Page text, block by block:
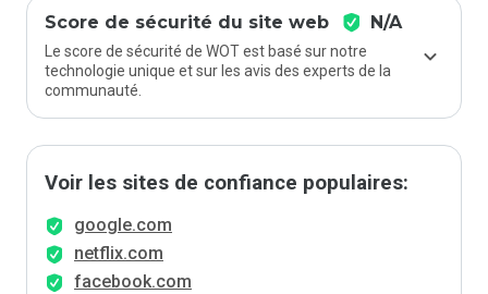
Score de sécurité du site web N/A
Le score de sécurité de WOT est basé sur notre
technologie unique et sur les avis des experts de la
communauté.
Voir les sites de confiance populaires:
google.com
netflix.com
facebook.com